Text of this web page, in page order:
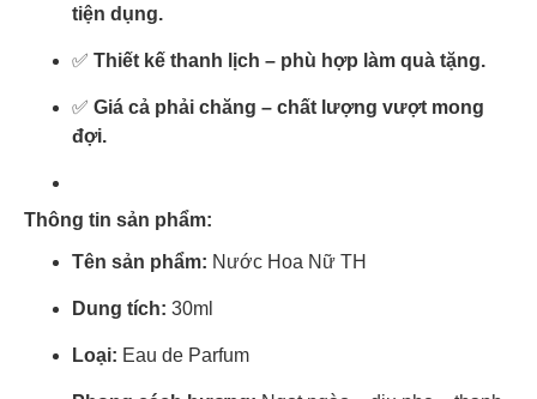
tiện dụng.
✅ Thiết kế thanh lịch – phù hợp làm quà tặng.
✅ Giá cả phải chăng – chất lượng vượt mong
đợi.
Thông tin sản phẩm:
Tên sản phẩm: Nước Hoa Nữ TH
Dung tích: 30ml
Loại: Eau de Parfum